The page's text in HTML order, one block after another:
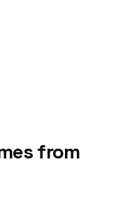
from